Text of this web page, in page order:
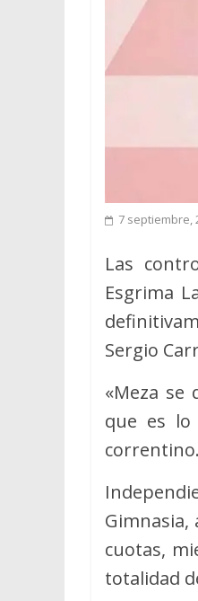
7 septiembre,
Las
Esgrima
Sergio
«Meza se
que es lo
correntino.
Gimnasia,
cuotas,
totalidad